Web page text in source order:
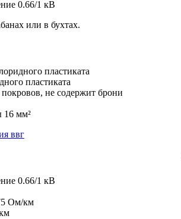
0.66/1 кВ
или в бухтах.
пластиката
пластиката
не содержит брони
16 мм²
ввг
0.66/1 кВ
Ом/км